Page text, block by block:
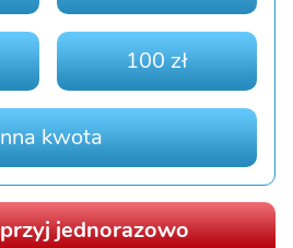
100 zł
kwota
jednorazowo